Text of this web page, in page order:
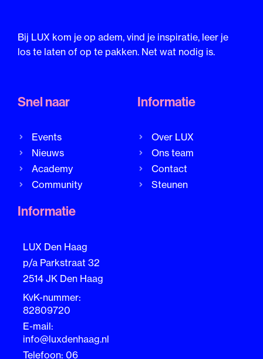
Bij LUX kom je op adem, vind je inspiratie, leer je
los te laten of op te pakken. Net wat nodig is.
Snel naar
Events
Nieuws
Academy
Community
Informatie
Over LUX
Ons team
Contact
Steunen
Informatie
LUX Den Haag
p/a Parkstraat 32
2514 JK Den Haag
KvK-nummer:
82809720
E-mail:
info@luxdenhaag.nl
Telefoon: 06